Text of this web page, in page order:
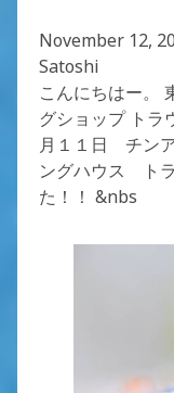
November 12,
Satoshi
こんにちはー。
グショップ トラ
月１１日 チン
ングハウス ト
た！！ &nbs